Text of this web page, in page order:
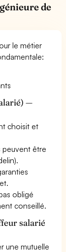
de
le métier
—
choisit et
peuvent être
obligé
conseillé.
salarié
une mutuelle